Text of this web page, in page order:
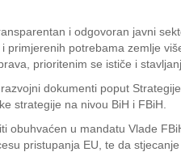
i odgovoran javni
primjerenih potrebama zemlje
prioritenim se ističe i
dokumenti poput
strategije na nivou BiH i FBiH.
obuhvaćen u mandatu Vlade
pristupanja EU, te da